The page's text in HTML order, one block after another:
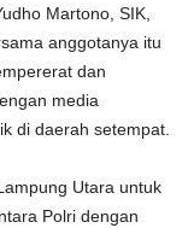
Martono, SIK,
anggotanya itu
dan
media
di daerah setempat.
Utara untuk
Polri dengan